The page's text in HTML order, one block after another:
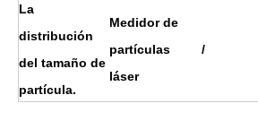
La
distribución
del tamaño de
partícula.
Medidor de
partículas
láser
/